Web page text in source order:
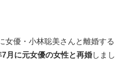
女優・小林聡美さんと離婚する
7月に元女優の女性と再婚しまし